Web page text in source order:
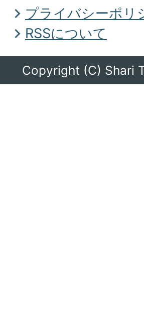
ツ
ク
合
振
プライバシーポリ
RSSについて
Copyright (C) Shari